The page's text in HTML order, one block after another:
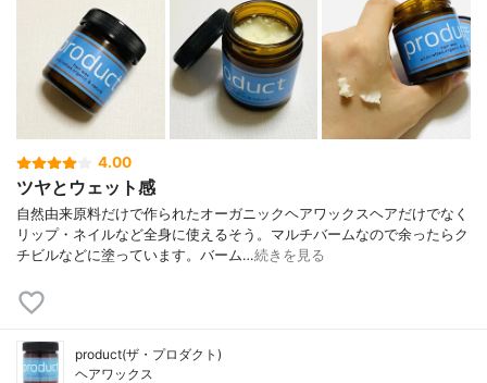
4.00
ツヤとウェット感
自然由来原料だけで作られたオーガニックヘアワックスヘアだけでなく
リップ・ネイルなど全身に使えるそう。マルチバームなので余ったらク
チビルなどに塗っています。バーム…続きを見る
product(ザ・プロダクト)
ヘアワックス